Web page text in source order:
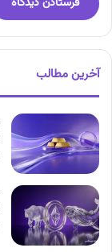
آخرین مطالب